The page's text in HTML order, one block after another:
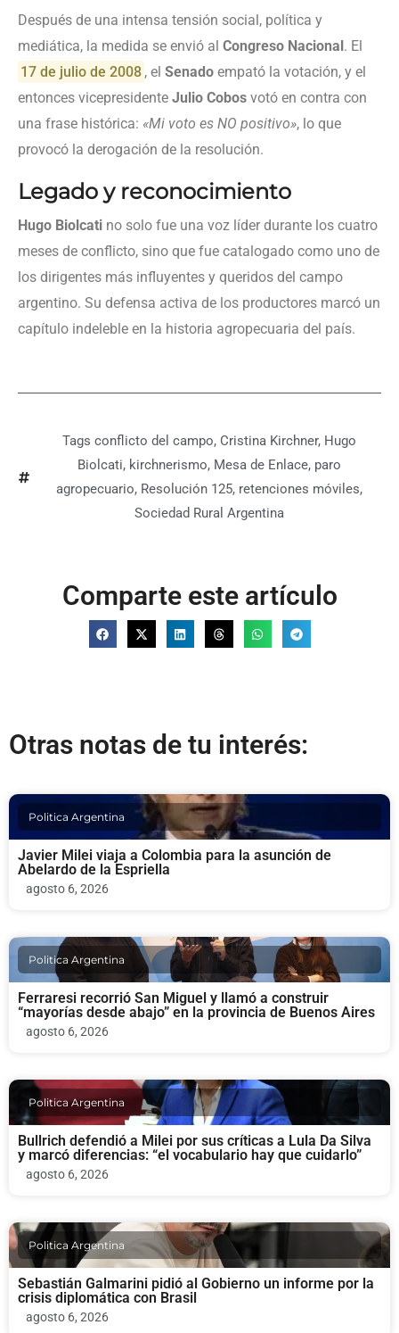
Después de una intensa tensión social, política y
mediática, la medida se envió al Congreso Nacional. El
17 de julio de 2008 , elSenado empató la votación, y el
entonces vicepresidente Julio Cobos votó en contra con
una frase histórica: «Mi voto es NO positivo», lo que
provocó la derogación de la resolución.
Legado y reconocimiento
Hugo Biolcati no solo fue una voz líder durante los cuatro
meses de conflicto, sino que fue catalogado como uno de
los dirigentes más influyentes y queridos del campo
argentino. Su defensa activa de los productores marcó un
capítulo indeleble en la historia agropecuaria del país.
Tags conflicto del campo, Cristina Kirchner, Hugo
Biolcati, kirchnerismo, Mesa de Enlace, paro
agropecuario, Resolución 125, retenciones móviles,
Sociedad Rural Argentina
Comparte este artículo
Otras notas de tu interés:
Politica Argentina
Javier Milei viaja a Colombia para la asunción de
Abelardo de la Espriella
agosto 6, 2026
Politica Argentina
Ferraresi recorrió San Miguel y llamó a construir
“mayorías desde abajo” en la provincia de Buenos Aires
agosto 6, 2026
Politica Argentina
Bullrich defendió a Milei por sus críticas a Lula Da Silva
y marcó diferencias: “el vocabulario hay que cuidarlo”
agosto 6, 2026
Politica Argentina
Sebastián Galmarini pidió al Gobierno un informe por la
crisis diplomática con Brasil
agosto 6, 2026